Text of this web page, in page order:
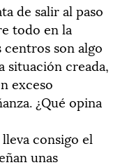
de salir al paso
todo en la
centros son algo
situación creada,
exceso
¿Qué opina
consigo el
unas